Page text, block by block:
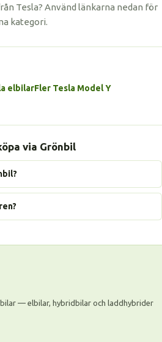
Tesla? Använd länkarna nedan för
kategori.
elbilarFler Tesla Model Y
via Grönbil
— elbilar, hybridbilar och laddhybrider